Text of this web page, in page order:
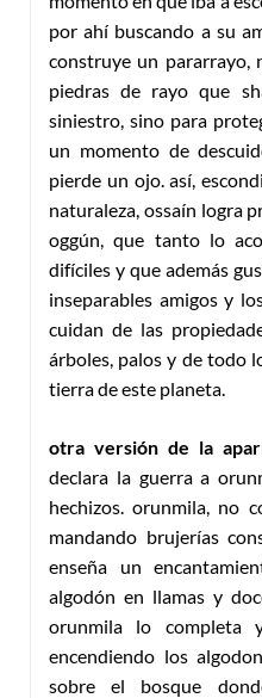
por ahí buscando a su
construye un pararrayo,
piedras de rayo que
siniestro, sino para
un momento de
pierde un ojo. así,
naturaleza, ossaín logra
oggún, que tanto lo
difíciles y que además
inseparables amigos y
cuidan de las
árboles, palos y de todo
tierra de este planeta.
otra versión de la
declara la guerra a
hechizos. orunmila, no
mandando brujerías
enseña un
algodón en llamas y
orunmila lo completa
encendiendo los
sobre el bosque